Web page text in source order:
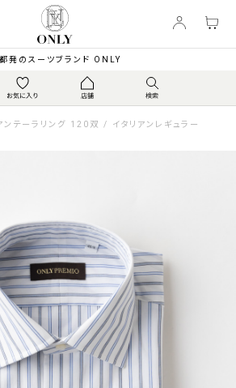
発のスーツブランド ONLY
ンテーラリング 120双 / イタリアンレギュラー